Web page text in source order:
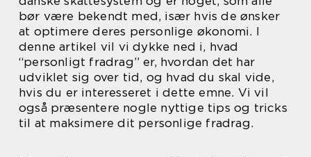
bør være bekendt med, især hvis de ønsker
at optimere deres personlige økonomi. I
denne artikel vil vi dykke ned i, hvad
“personligt fradrag” er, hvordan det har
udviklet sig over tid, og hvad du skal vide,
hvis du er interesseret i dette emne. Vi vil
også præsentere nogle nyttige tips og tricks
til at maksimere dit personlige fradrag.